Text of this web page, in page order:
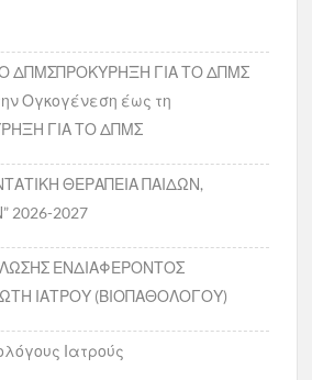
ΔΠΜΣΠΡΟΚΥΡΗΞΗ ΓΙΑ ΤΟ ΔΠΜΣ
Ογκογένεση έως τη
ΓΙΑ ΤΟ ΔΠΜΣ
ΘΕΡΑΠΕΙΑ ΠΑΙΔΩΝ,
2026-2027
ΕΝΔΙΑΦΕΡΟΝΤΟΣ
ΙΑΤΡΟΥ (ΒΙΟΠΑΘΟΛΟΓΟΥ)
Ιατρούς